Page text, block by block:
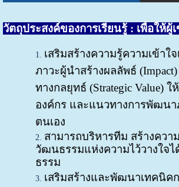
วัตถุประสงค์ของการเรียนรู้ : เพื่อให้ผู้
เสริมสร้างความรู้ความเข้าใ
ภาวะผู้นำสร้างผลลัพธ์
ทางกลยุทธ์ (Strategic Value)
องค์กร และแนวทางการพัฒนา
ตนเอง
สามารถบริหารทีม สร้างควา
วัฒนธรรมแห่งความไว้วางใจไ
ธรรม
เสริมสร้างและพัฒนาเทคนิค